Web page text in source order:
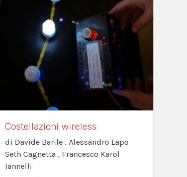
Costellazioni wireless
di Davide Barile , Alessandro Lapo
Seth Cagnetta , Francesco Karol
Iannelli